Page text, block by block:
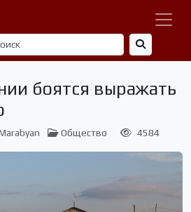
боятся выражать
Общество 4584